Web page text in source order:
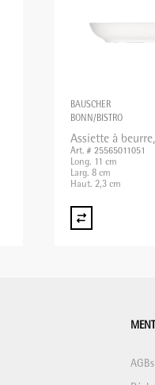
BAUSCHER
BONN/BISTRO
Assiette à
Art. # 25565011051
Long. 11 cm
Larg. 8 cm
Haut. 2,3 cm
AGBs